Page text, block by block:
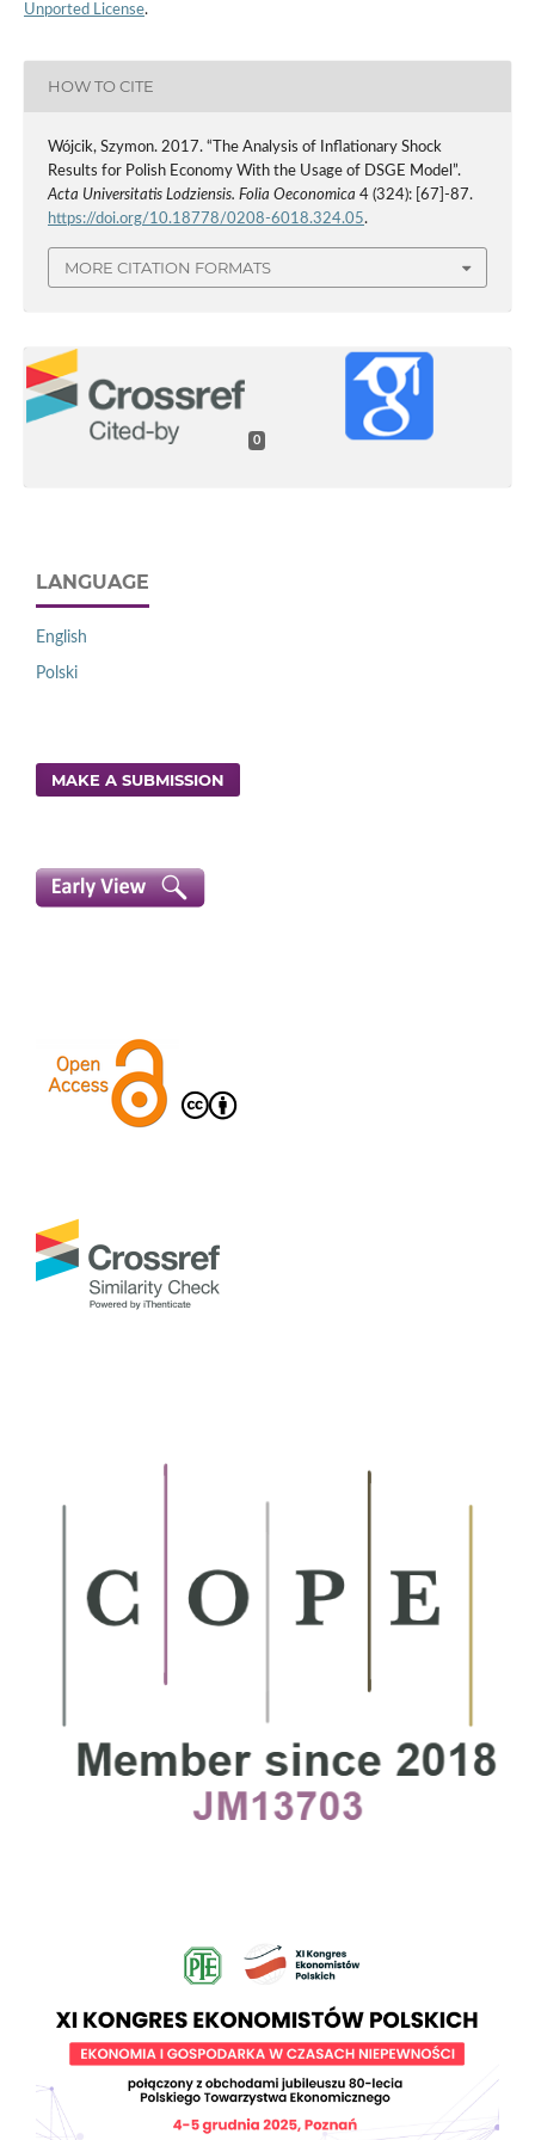
Unported License.
HOW TO CITE
Wójcik, Szymon. 2017. “The Analysis of Inflationary Shock
Results for Polish Economy With the Usage of DSGE Model”.
Acta Universitatis Lodziensis. Folia Oeconomica 4 (324): [67]-87.
https://doi.org/10.18778/0208-6018.324.05.
MORE CITATION FORMATS
0
LANGUAGE
English
Polski
MAKE A SUBMISSION